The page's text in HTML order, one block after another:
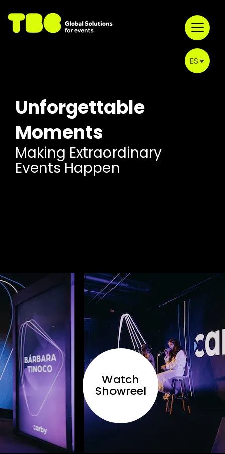
ES
Nosotros
Trabajos
Lugares
Unforgettable
Moments
Making Extraordinary
Events Happen
Watch
Showreel